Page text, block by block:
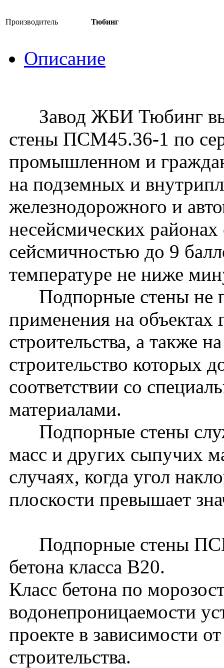
Производитель Тюбинг
Описание
Завод ЖБИ Тюбинг
стены ПСМ45.36-1 по
промышленном и
на подземных и
железнодорожного и
несейсмических районах
сейсмичностью до 9
температуре не ниже
Подпорные стены не
применения на объектах
строительства, а также
строительство которых
соответствии со
материалами.
Подпорные стены
масс и других сыпучих
случаях, когда угол
плоскости превышает
Подпорные стены
бетона класса В20.
Класс бетона по
водонепроницаемости
проекте в зависимости
строительства.